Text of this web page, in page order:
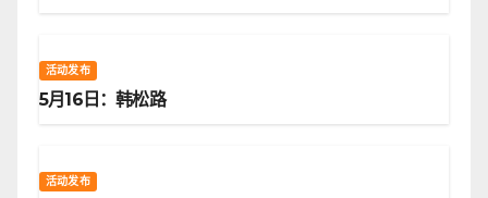
活动发布
5月16日：韩松路
活动发布